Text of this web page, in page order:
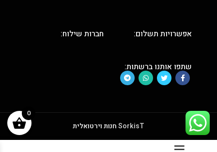
אפשרויות תשלום: חברות שילוח:
שתפו אותנו ברשתות:
SorkisTחנות וירטואלית
0